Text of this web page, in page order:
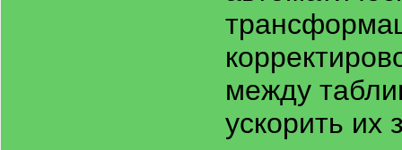
между
ускорить их